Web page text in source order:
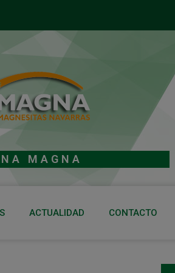
MAGNA
ACTUALIDAD CONTACTO